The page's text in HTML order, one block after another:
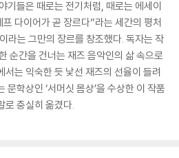
기들은 때로는 전기처럼, 때로는 에세이
다이어가 곧 장르다”라는 세간의 평처
라는 그만의 장르를 창조했다. 독자는 작
순간을 건너는 재즈 음악인의 삶 속으로
는 익숙한 듯 낯선 재즈의 선율이 들려
학상인 ‘서머싯 몸상’을 수상한 이 작품
로 충실히 옮겼다.